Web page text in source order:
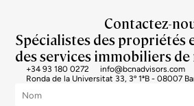
Contactez-
Spécialistes des propriétés
des services immobiliers de
+34 93 180 0272
info@bcnadvisors.com
Ronda de la Universitat 33, 3º 1ªB - 08007